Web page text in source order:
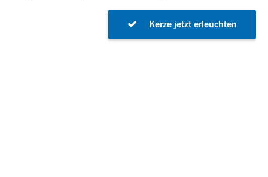
Kerze jetzt erleuchten